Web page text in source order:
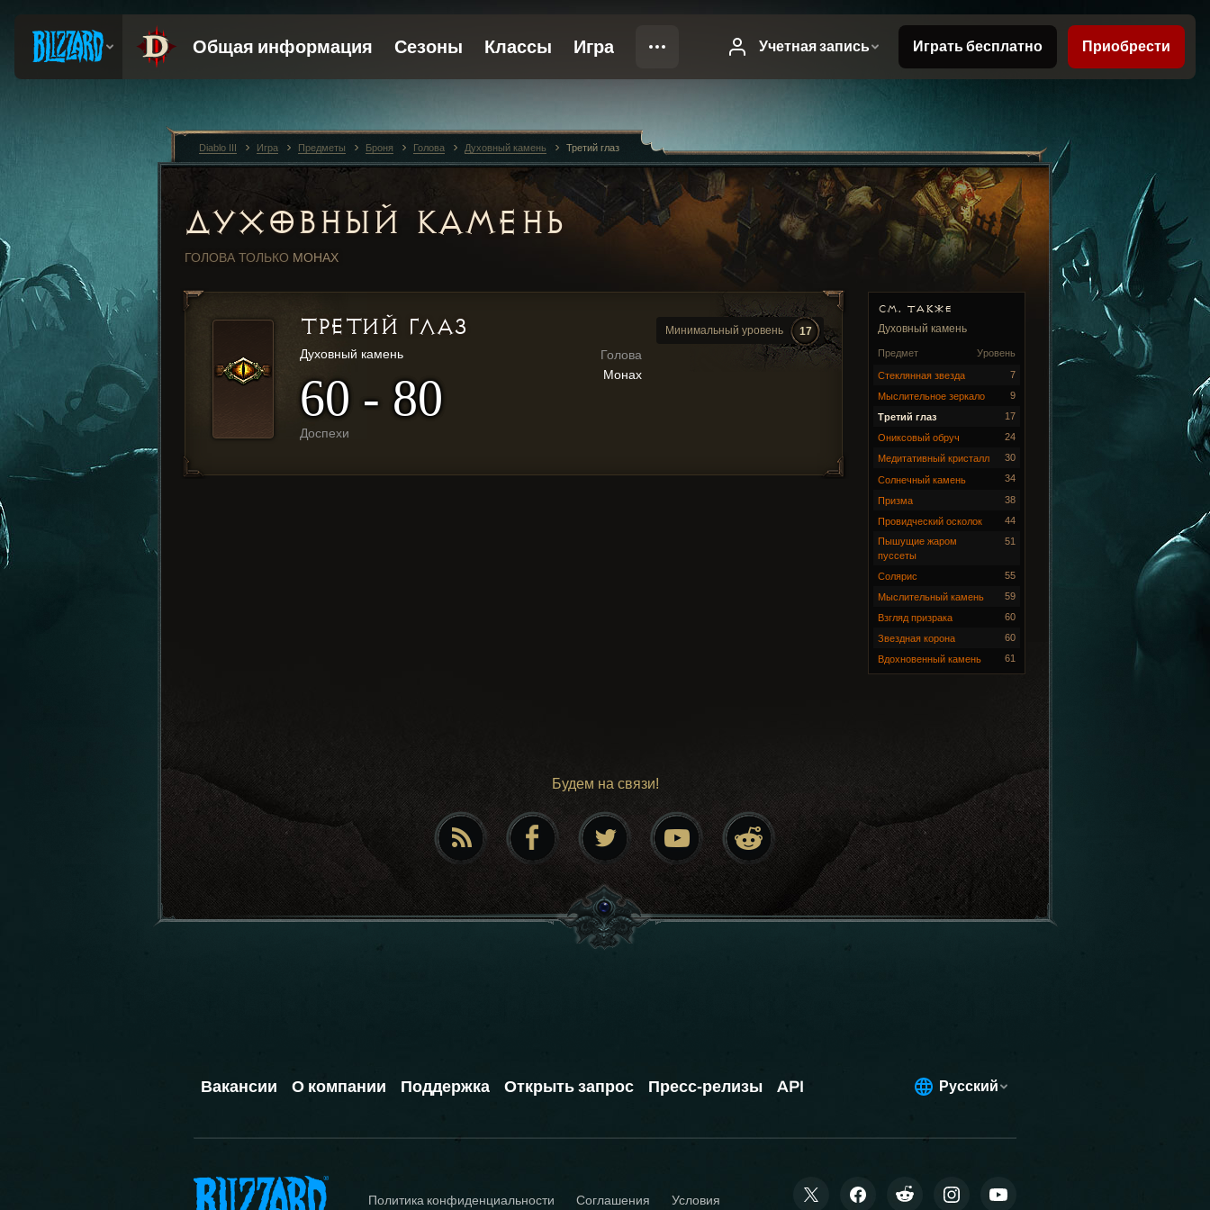
ДУХОВНЫЙ КАМЕНЬ
ГОЛОВА ТОЛЬКО МОНАХ
СМ. ТАКЖЕ
Духовный камень
Уровень
Предмет
Стеклянная звезда 7
Мыслительное зеркало 9
Третий глаз 17
Ониксовый обруч 24
Медитативный кристалл 30
Солнечный камень 34
Призма 38
Провидческий осколок
44
Пышущие жаром
пуссеты
51
Солярис 55
Мыслительный камень 59
Взгляд призрака 60
Звездная корона 60
Вдохновенный камень 61
Минимальный уровень 17
ТРЕТИЙ ГЛАЗ
Голова
Монах
Духовный камень
60 - 80
Доспехи
Будем на связи!
Diablo III Игра Предметы Броня Голова Духовный камень Третий глаз